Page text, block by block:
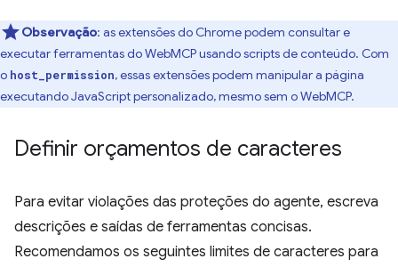
Observação: as extensões do Chrome podem consultar e
executar ferramentas do WebMCP usando scripts de conteúdo. Com
o host_permission, essas extensões podem manipular a página
executando JavaScript personalizado, mesmo sem o WebMCP.
Definir orçamentos de caracteres
Para evitar violações das proteções do agente, escreva
descrições e saídas de ferramentas concisas.
Recomendamos os seguintes limites de caracteres para